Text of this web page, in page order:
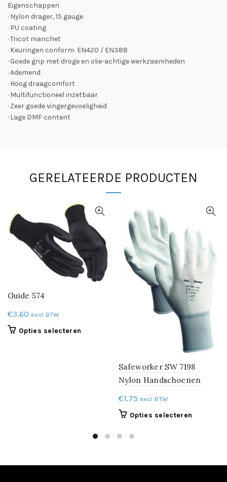
Eigenschappen
· Nylon drager, 15 gauge
· PU coating
· Tricot manchet
· Keuringen conform: EN420 / EN388
· Goede grip met droge en olie-achtige werkzaamheden
· Ademend
· Hoog draagcomfort
· Multifunctioneel inzetbaar
· Zeer goede vingergevoeligheid
· Lage DMF content
GERELATEERDE PRODUCTEN
Guide 574
€3,60 excl. BTW
Opties selecteren
productpagina
Safeworker SW 7198
Nylon Handschoenen
€1,75 excl. BTW
Opties selecteren